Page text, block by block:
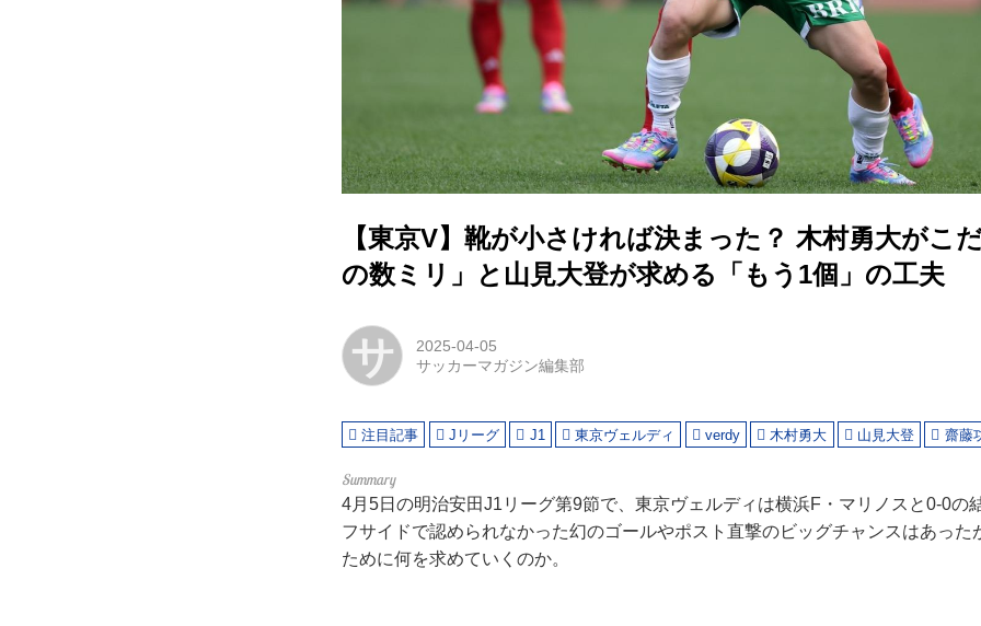
【東京V】靴が小さければ決まった？ 木村勇大がこ
の数ミリ」と山見大登が求める「もう1個」の工夫
サ
2025-04-05
サッカーマガジン編集部
注目記事 Jリーグ J1 東京ヴェルディ verdy 木村勇大 山見大登 齋藤
4月5日の明治安田J1リーグ第9節で、東京ヴェルディは横浜F・マリノスと0-0の
フサイドで認められなかった幻のゴールやポスト直撃のビッグチャンスはあった
ために何を求めていくのか。